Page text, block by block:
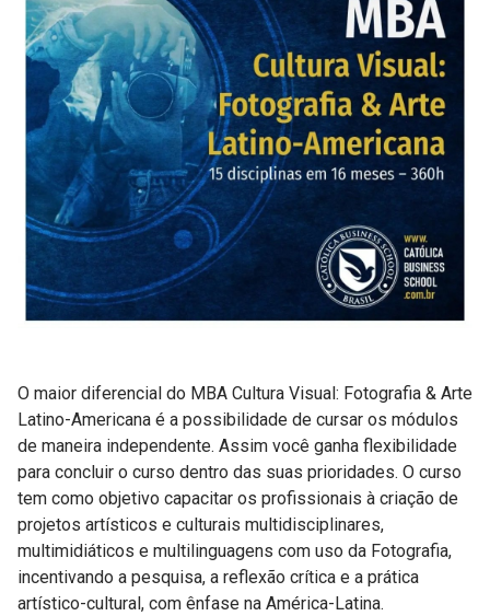
O maior diferencial do MBA Cultura Visual: Fotografia & Arte
Latino-Americana é a possibilidade de cursar os módulos
de maneira independente. Assim você ganha flexibilidade
para concluir o curso dentro das suas prioridades. O curso
tem como objetivo capacitar os profissionais à criação de
projetos artísticos e culturais multidisciplinares,
multimidiáticos e multilinguagens com uso da Fotografia,
incentivando a pesquisa, a reflexão crítica e a prática
artístico-cultural, com ênfase na América-Latina.